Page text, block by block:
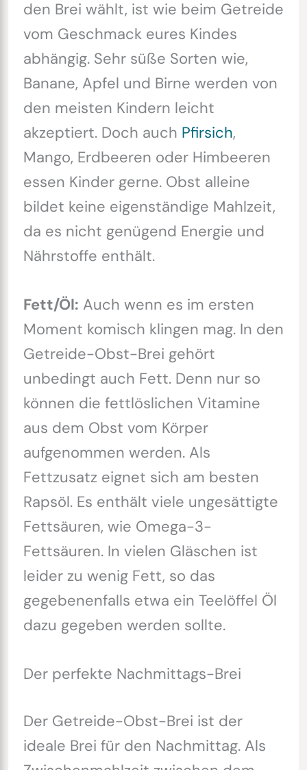
den Brei wählt, ist wie beim Getreide
vom Geschmack eures Kindes
abhängig. Sehr süße Sorten wie,
Banane, Apfel und Birne werden von
den meisten Kindern leicht
akzeptiert. Doch auch Pfirsich,
Mango, Erdbeeren oder Himbeeren
essen Kinder gerne. Obst alleine
bildet keine eigenständige Mahlzeit,
da es nicht genügend Energie und
Nährstoffe enthält.
Fett/Öl: Auch wenn es im ersten
Moment komisch klingen mag. In den
Getreide-Obst-Brei gehört
unbedingt auch Fett. Denn nur so
können die fettlöslichen Vitamine
aus dem Obst vom Körper
aufgenommen werden. Als
Fettzusatz eignet sich am besten
Rapsöl. Es enthält viele ungesättigte
Fettsäuren, wie Omega-3-
Fettsäuren. In vielen Gläschen ist
leider zu wenig Fett, so das
gegebenenfalls etwa ein Teelöffel Öl
dazu gegeben werden sollte.
Der perfekte Nachmittags-Brei
Der Getreide-Obst-Brei ist der
ideale Brei für den Nachmittag. Als